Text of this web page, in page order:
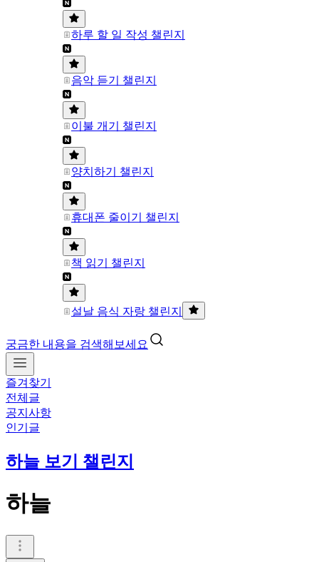
하루 할 일 작성 챌린지
음악 듣기 챌린지
이불 개기 챌린지
양치하기 챌린지
휴대폰 줄이기 챌린지
책 읽기 챌린지
설날 음식 자랑 챌린지
궁금한 내용을 검색해보세요
즐겨찾기
전체글
공지사항
인기글
하늘 보기 챌린지
하늘